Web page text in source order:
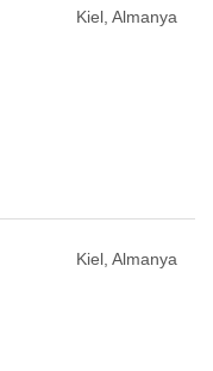
Kiel, Almanya
Kiel, Almanya